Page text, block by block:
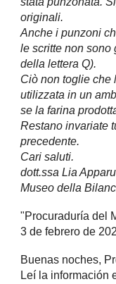
originali.
Anche i punzoni
le scritte non sono
della lettera Q).
Ciò non toglie che
utilizzata in un
se la farina
Restano invariate
precedente.
Cari saluti.
dott.ssa Lia
Museo della
"Procuraduría del
3 de febrero de
Buenas noches,
Leí la información